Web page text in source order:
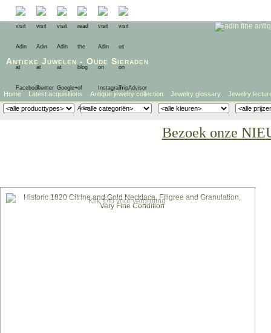
Antieke Juwelen - Oude Sieraden
Home Latest acquisitions Antique jewelry collection Jewelry glossary Jewelry
Bezoek onze
Klik foto voor vergroting